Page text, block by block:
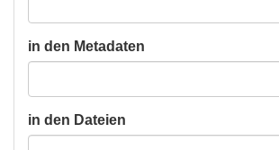
in den Metadaten
in den Dateien